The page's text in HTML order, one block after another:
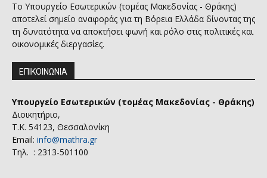
Το Υπουργείο Εσωτερικών (τομέας Μακεδονίας - Θράκης)
αποτελεί σημείο αναφοράς για τη Βόρεια Ελλάδα δίνοντας της
τη δυνατότητα να αποκτήσει φωνή και ρόλο στις πολιτικές και
οικονομικές διεργασίες.
ΕΠΙΚΟΙΝΩΝΙΑ
Υπουργείο Εσωτερικών (τομέας Μακεδονίας - Θράκης)
Διοικητήριο,
Τ.Κ. 54123, Θεσσαλονίκη
Email: info@mathra.gr
Τηλ. : 2313-501100